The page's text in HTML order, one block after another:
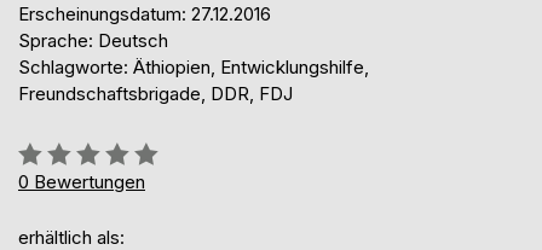
Erscheinungsdatum: 27.12.2016
Sprache: Deutsch
Schlagworte: Äthiopien, Entwicklungshilfe,
Freundschaftsbrigade, DDR, FDJ
Bewertung::
0%
0 Bewertungen
erhältlich als: